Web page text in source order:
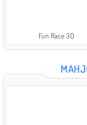
Fun Race 3D